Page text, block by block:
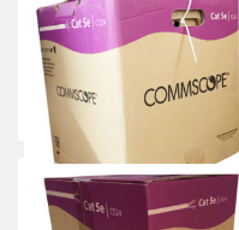
Cáp mạng LS Cat 6
Mua ngay